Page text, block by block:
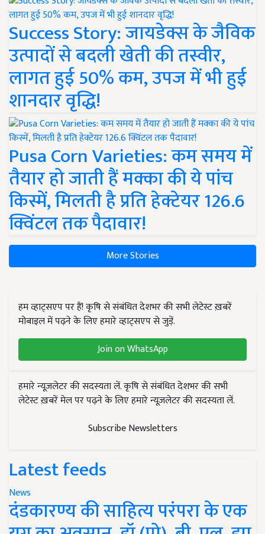
Success Story: जायडेक्स के जैविक
उत्पादों से बदली खेती की तस्वीर,
लागत हुई 50% कम, उपज में भी हुई
शानदार वृद्धि!
Pusa Corn Varieties: कम समय में
तैयार हो जाती हैं मक्का की ये पांच
किस्में, मिलती है प्रति हेक्टेयर 126.6
क्विंटल तक पैदावार!
More Stories
हम व्हाट्सएप पर हैं! कृषि से संबंधित देशभर की सभी लेटेस्ट ख़बरें
मोबाइल में पढ़ने के लिए हमारे व्हाट्सएप से जुड़ें.
Join on WhatsApp
हमारे न्यूज़लेटर की सदस्यता लें. कृषि से संबंधित देशभर की सभी
लेटेस्ट ख़बरें मेल पर पढ़ने के लिए हमारे न्यूज़लेटर की सदस्यता लें.
Subscribe Newsletters
Latest feeds
News
दंडकारण्य की साहित्य परंपरा के एक